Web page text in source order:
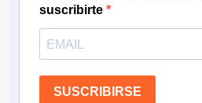
suscribirte
SUSCRIBIRSE